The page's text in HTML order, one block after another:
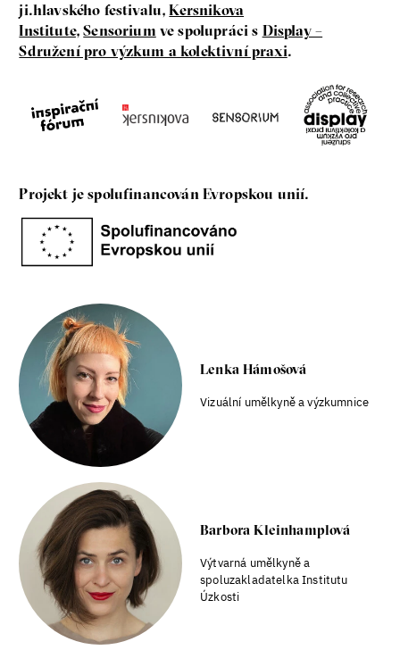
ji.hlavského festivalu,Kersnikova
Institute,Sensoriumve spolupráci s Display –
Sdružení pro výzkum a kolektivní praxi.
Projekt je spolufinancován Evropskou unií.
Lenka Hámošová
Vizuální umělkyně a výzkumnice
Barbora Kleinhamplová
Výtvarná umělkyně a
spoluzakladatelka Institutu
Úzkosti